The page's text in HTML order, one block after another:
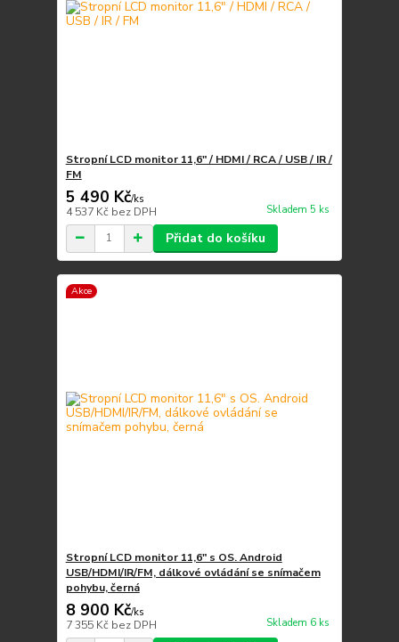
Stropní LCD monitor 11,6" / HDMI / RCA / USB / IR /
FM
5 490 Kč/ks
4 537 Kč bez DPH Skladem 5 ks
Přidat do košíku
Akce
Stropní LCD monitor 11,6" s OS. Android
USB/HDMI/IR/FM, dálkové ovládání se snímačem
pohybu, černá
8 900 Kč/ks
7 355 Kč bez DPH Skladem 6 ks